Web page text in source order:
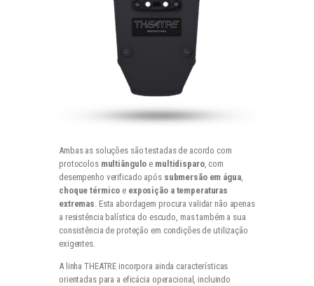
Ambas as soluções são testadas de acordo com
protocolos multiângulo e multidisparo, com
desempenho verificado após submersão em água,
choque térmico e exposição a temperaturas
extremas . Esta abordagem procura validar não apenas
a resistência balística do escudo, mas também a sua
consistência de proteção em condições de utilização
exigentes.
A linha THEATRE incorpora ainda características
orientadas para a eficácia operacional, incluindo